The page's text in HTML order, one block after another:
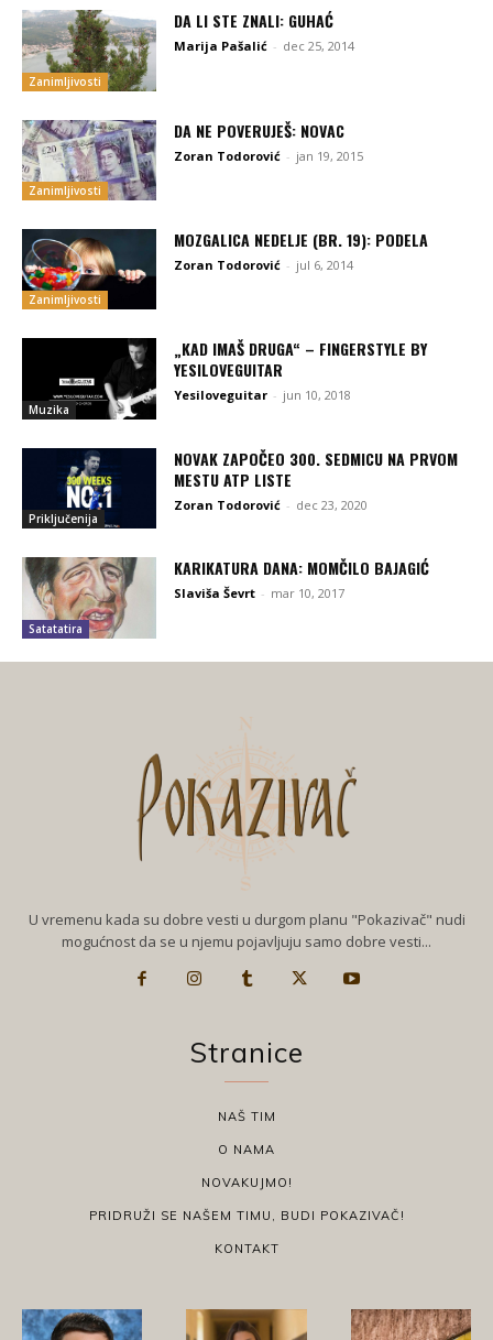
Zanimljivosti
DA LI STE ZNALI: GUHAĆ
Marija Pašalić - dec 25, 2014
Zanimljivosti
DA NE POVERUJEŠ: NOVAC
Zoran Todorović - jan 19, 2015
Zanimljivosti
MOZGALICA NEDELJE (BR. 19): PODELA
Zoran Todorović - jul 6, 2014
Muzika
„KAD IMAŠ DRUGA“ – FINGERSTYLE BY
YESILOVEGUITAR
Yesiloveguitar - jun 10, 2018
Priključenija
NOVAK ZAPOČEO 300. SEDMICU NA PRVOM
MESTU ATP LISTE
Zoran Todorović - dec 23, 2020
Satatatira
KARIKATURA DANA: MOMČILO BAJAGIĆ
Slaviša Ševrt - mar 10, 2017
U vremenu kada su dobre vesti u durgom planu "Pokazivač" nudi
mogućnost da se u njemu pojavljuju samo dobre vesti...
Stranice
NAŠ TIM
O NAMA
NOVAKUJMO!
PRIDRUŽI SE NAŠEM TIMU, BUDI POKAZIVAČ!
KONTAKT